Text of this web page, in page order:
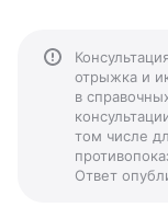
отрыжка и
в
том числе
Ответ